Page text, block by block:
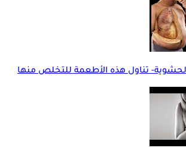
تناول هذه الأطعمة للتخلص منها